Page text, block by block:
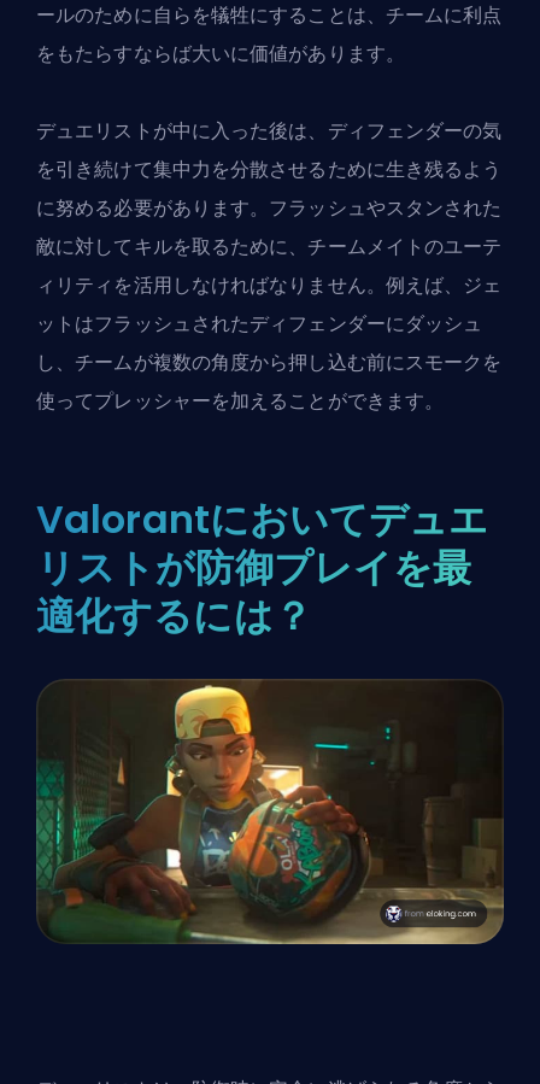
ールのために自らを犠牲にすることは、チームに利点
をもたらすならば大いに価値があります。
デュエリストが中に入った後は、ディフェンダーの気
を引き続けて集中力を分散させるために生き残るよう
に努める必要があります。フラッシュやスタンされた
敵に対してキルを取るために、チームメイトのユーテ
ィリティを活用しなければなりません。例えば、ジェ
ットはフラッシュされたディフェンダーにダッシュ
し、チームが複数の角度から押し込む前にスモークを
使ってプレッシャーを加えることができます。
Valorantにおいてデュエ
リストが防御プレイを最
適化するには？